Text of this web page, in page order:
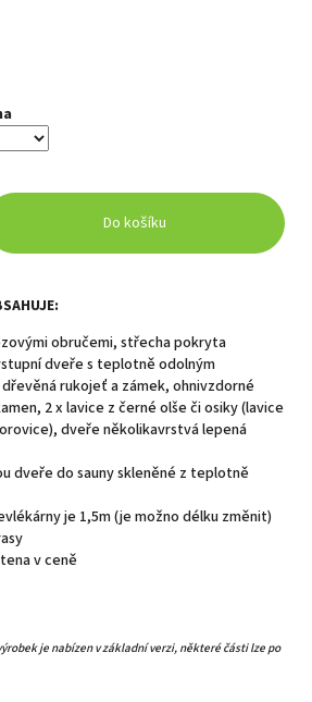
Do košíku
obručemi, střecha pokryta
dveře s teplotně odolným
rukojeť a zámek, ohnivzdorné
2 x lavice z černé olše či osiky (lavice
dveře několikavrstvá lepená
dveře do sauny skleněné z teplotně
je 1,5m (je možno délku změnit)
v ceně
je nabízen v základní verzi, některé části lze po